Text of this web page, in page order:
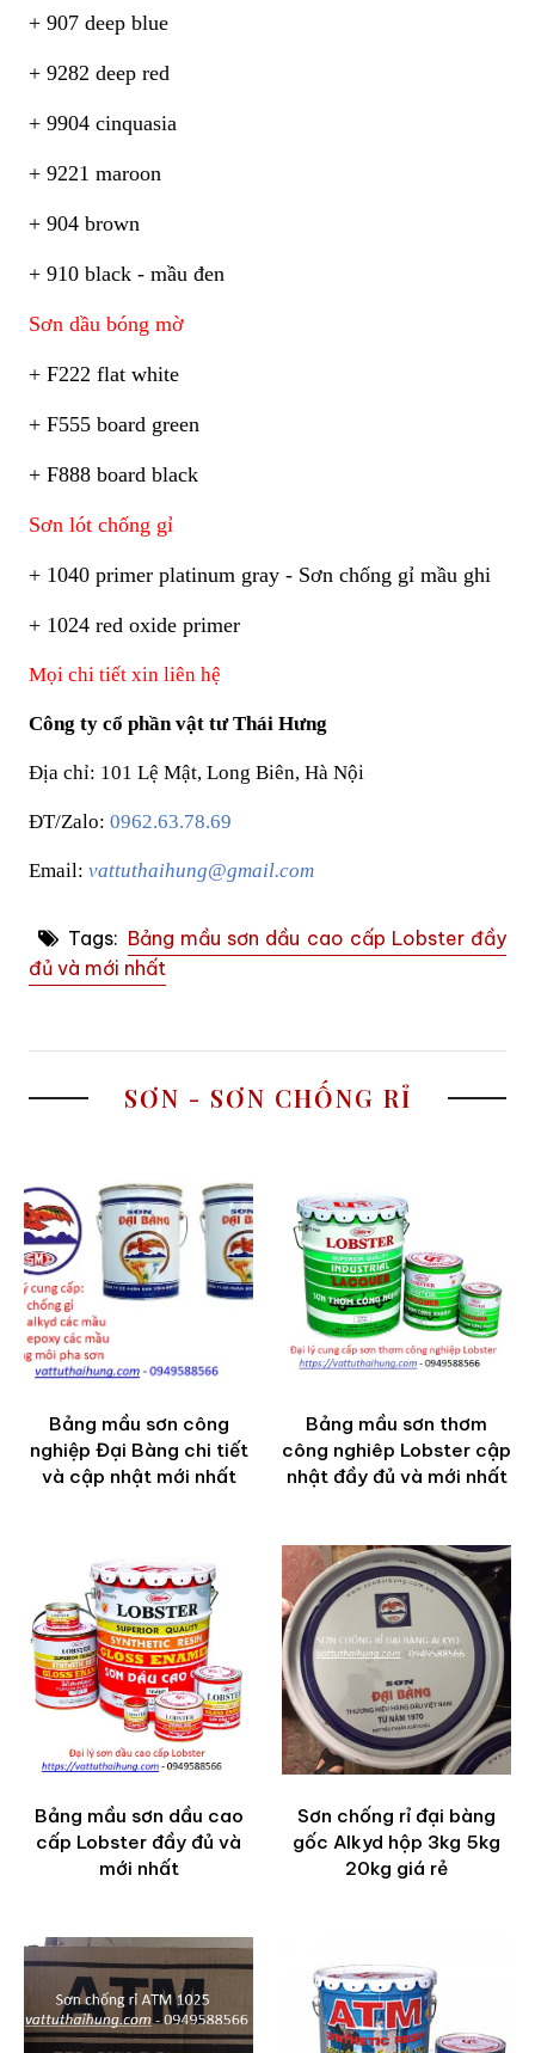
+ 907 deep blue
+ 9282 deep red
+ 9904 cinquasia
+ 9221 maroon
+ 904 brown
+ 910 black - mầu đen
Sơn dầu bóng mờ
+ F222 flat white
+ F555 board green
+ F888 board black
Sơn lót chống gỉ
+ 1040 primer platinum gray - Sơn chống gỉ mầu ghi
+ 1024 red oxide primer
Mọi chi tiết xin liên hệ
Công ty cổ phần vật tư Thái Hưng
Địa chỉ: 101 Lệ Mật, Long Biên, Hà Nội
ĐT/Zalo: 0962.63.78.69
Email: vattuthaihung@gmail.com
Tags: Bảng mầu sơn dầu cao cấp Lobster đầy
đủ và mới nhất
SƠN - SƠN CHỐNG RỈ
Bảng mầu sơn công
nghiệp Đại Bàng chi tiết
và cập nhật mới nhất
Bảng mầu sơn thơm
công nghiêp Lobster cập
nhật đầy đủ và mới nhất
Bảng mầu sơn dầu cao
cấp Lobster đầy đủ và
mới nhất
Sơn chống rỉ đại bàng
gốc Alkyd hộp 3kg 5kg
20kg giá rẻ